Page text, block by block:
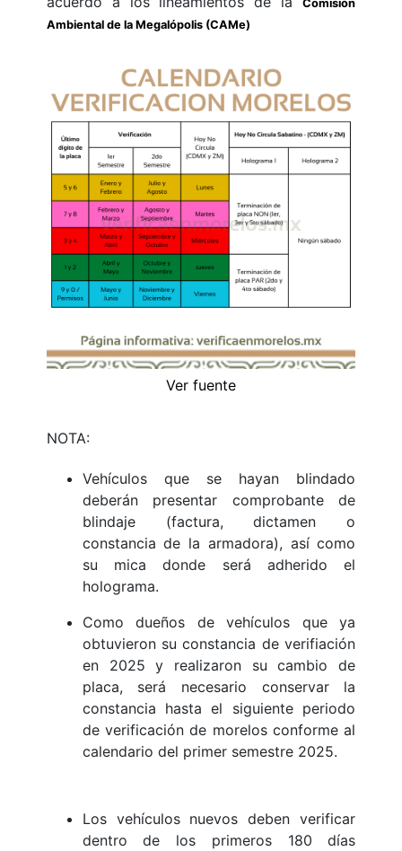
Comisión
Ambiental de la Megalópolis (CAMe)
Ver fuente
NOTA:
Vehículos que se hayan blindado
deberán presentar comprobante de
blindaje (factura, dictamen o
constancia de la armadora), así como
su mica donde será adherido el
holograma.
Como dueños de vehículos que ya
obtuvieron su constancia de verifiación
en 2025 y realizaron su cambio de
placa, será necesario conservar la
constancia hasta el siguiente periodo
de verificación de morelos conforme al
calendario del primer semestre 2025.
Los vehículos nuevos deben verificar
dentro de los primeros 180 días